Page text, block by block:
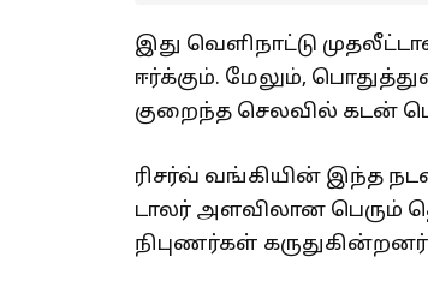
இது வெளிநாட்டு
ஈர்க்கும். மேலும்,
குறைந்த செலவில் கடன்
ரிசர்வ் வங்கியின் இந்த
டாலர் அளவிலான பெரும்
நிபுணர்கள்